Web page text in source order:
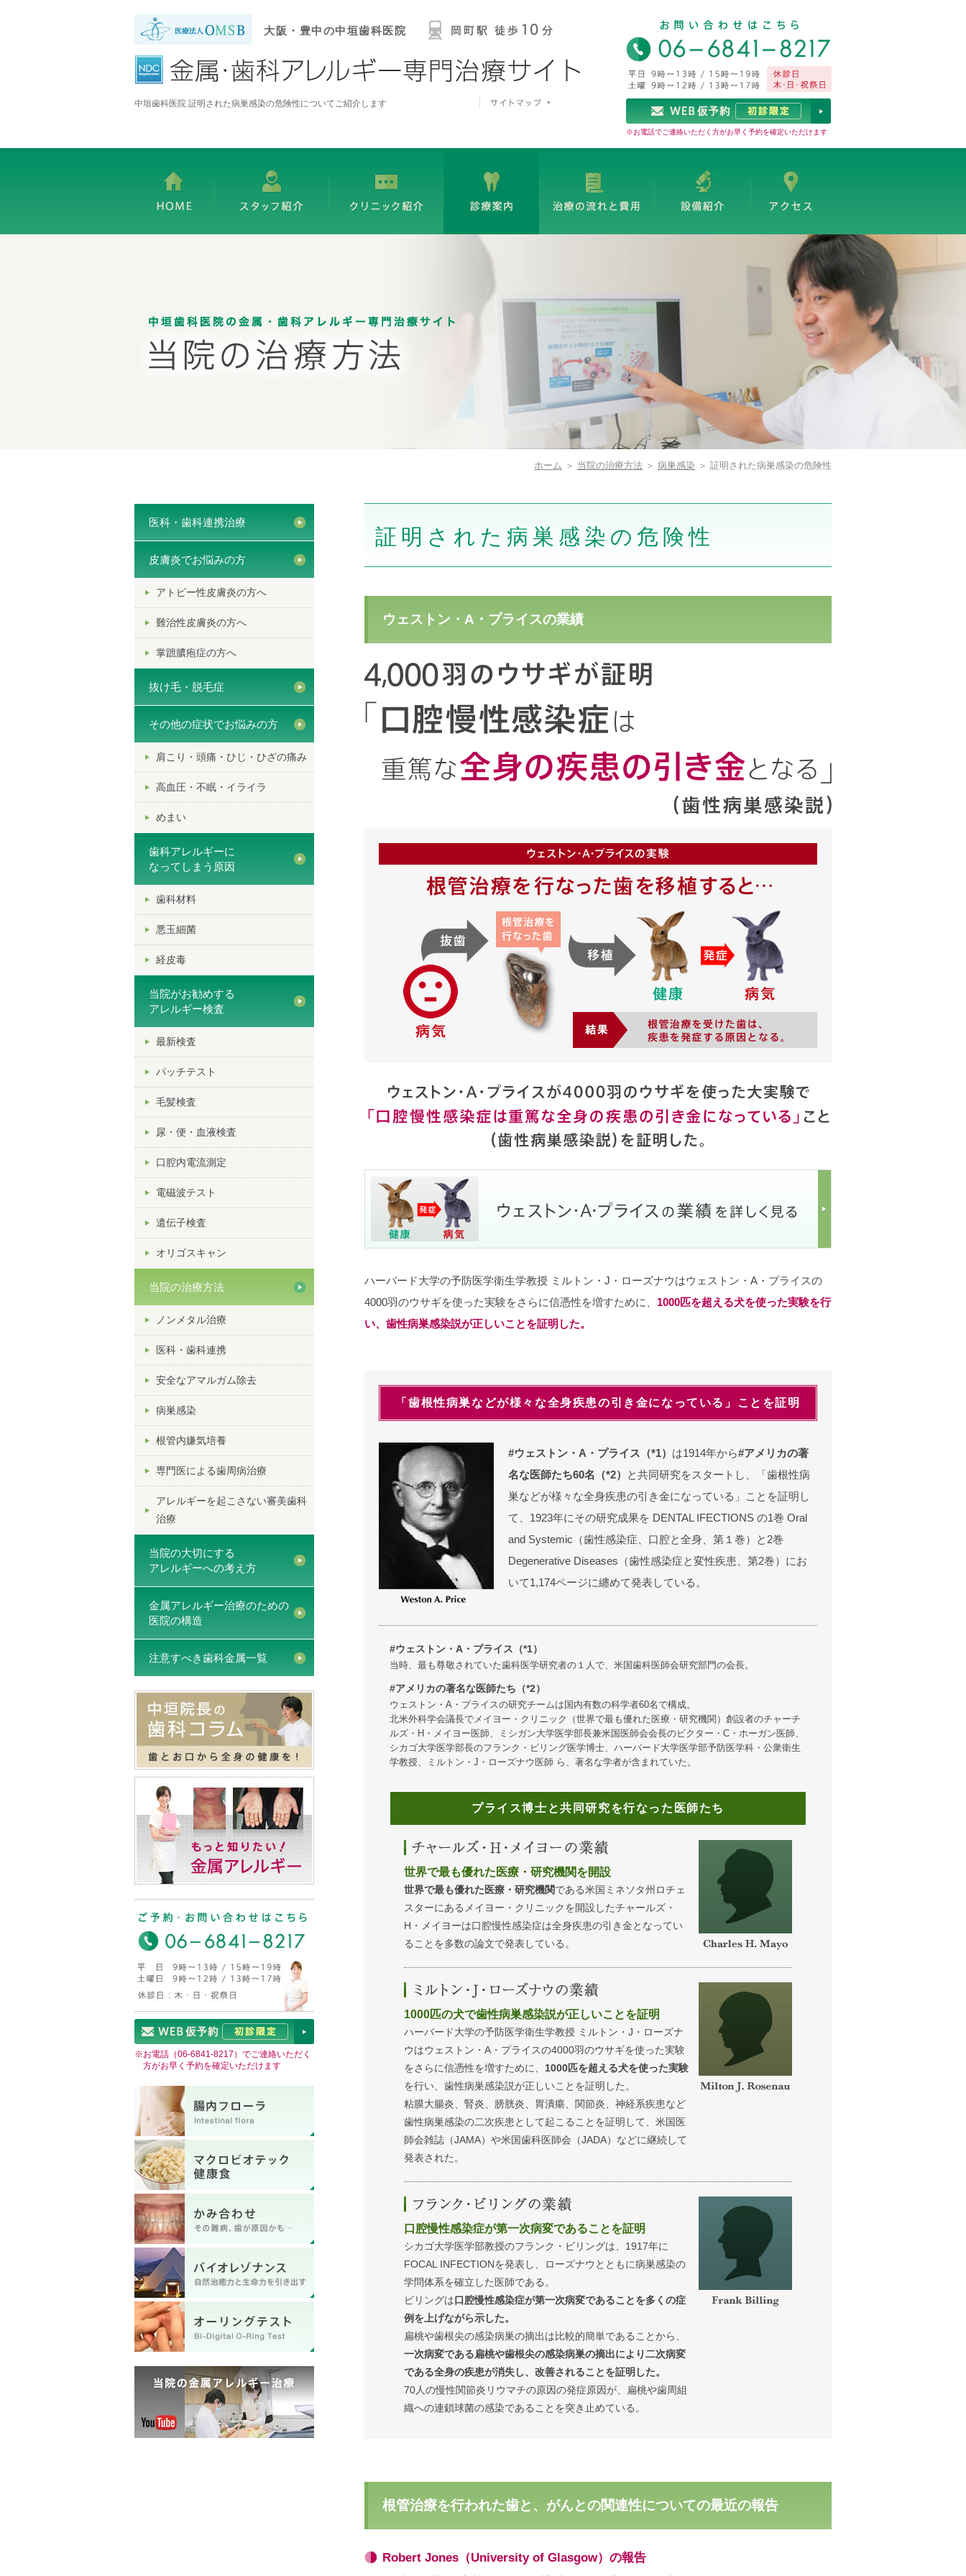
中垣歯科医院 証明された病巣感染の危険性についてご紹介します
大阪・豊中の中垣歯科医院
※お電話でご連絡いただく方がお早く予約を確定いただけます
ホーム ＞ 当院の治療方法 ＞ 病巣感染 ＞ 証明された病巣感染の危険性
証明された病巣感染の危険性
ウェストン・A・プライスの業績
ハーバード大学の予防医学衛生学教授 ミルトン・J・ローズナウはウェストン・A・プライスの
4000羽のウサギを使った実験をさらに信憑性を増すために、 1000匹を超える犬を使った実験を行
い、歯性病巣感染説が正しいことを証明した。
「歯根性病巣などが様々な全身疾患の引き金になっている」ことを証明
#ウェストン・A・プライス（*1） は1914年から#アメリカの著
名な医師たち60名（*2）
と共同研究をスタートし、「歯根性病
巣などが様々な全身疾患の引き金になっている」ことを証明し
て、1923年にその研究成果を DENTAL IFECTIONS の1巻 Oral
and Systemic（歯性感染症、口腔と全身、第１巻）と2巻
Degenerative Diseases（歯性感染症と変性疾患、第2巻）にお
いて1,174ページに纏めて発表している。
#ウェストン・A・プライス（*1）
当時、最も尊敬されていた歯科医学研究者の１人で、米国歯科医師会研究部門の会長。
#アメリカの著名な医師たち（*2）
ウェストン・A・プライスの研究チームは国内有数の科学者60名で構成。
北米外科学会議長でメイヨー・クリニック（世界で最も優れた医療・研究機関）創設者のチャーチ
ルズ・H・メイヨー医師、ミシガン大学医学部長兼米国医師会会長のビクター・C・ホーガン医師、
シカゴ大学医学部長のフランク・ビリング医学博士、ハーバード大学医学部予防医学科・公衆衛生
学教授、ミルトン・J・ローズナウ医師 ら、著名な学者が含まれていた。
プライス博士と共同研究を行なった医師たち
世界で最も優れた医療・研究機関を開設
世界で最も優れた医療・研究機関である米国ミネソタ州ロチェ
スターにあるメイヨー・クリニックを開設したチャールズ・
H・メイヨーは口腔慢性感染症は全身疾患の引き金となってい
ることを多数の論文で発表している。
1000匹の犬で歯性病巣感染説が正しいことを証明
ハーバード大学の予防医学衛生学教授 ミルトン・J・ローズナ
ウはウェストン・A・プライスの4000羽のウサギを使った実験
をさらに信憑性を増すために、 1000匹を超える犬を使った実験
を行い、歯性病巣感染説が正しいことを証明した。
粘膜大腸炎、腎炎、膀胱炎、胃潰瘍、関節炎、神経系疾患など
歯性病巣感染の二次疾患として起こることを証明して、米国医
師会雑誌（JAMA）や米国歯科医師会（JADA）などに継続して
発表された。
口腔慢性感染症が第一次病変であることを証明
シカゴ大学医学部教授のフランク・ビリングは、1917年に
FOCAL INFECTIONを発表し、ローズナウとともに病巣感染の
学問体系を確立した医師である。
ビリングは口腔慢性感染症が第一次病変であることを多くの症
例を上げながら示した。
扁桃や歯根尖の感染病巣の摘出は比較的簡単であることから、
一次病変である扁桃や歯根尖の感染病巣の摘出により二次病変
である全身の疾患が消失し、改善されることを証明した。
70人の慢性関節炎リウマチの原因の発症原因が、扁桃や歯周組
織への連鎖球菌の感染であることを突き止めている。
根管治療を行われた歯と、がんとの関連性についての最近の報告
Robert Jones（University of Glasgow）の報告
医科・歯科連携治療
皮膚炎でお悩みの方
アトピー性皮膚炎の方へ
難治性皮膚炎の方へ
掌蹠膿疱症の方へ
抜け毛・脱毛症
その他の症状でお悩みの方
肩こり・頭痛・ひじ・ひざの痛み
高血圧・不眠・イライラ
めまい
歯科アレルギーに
なってしまう原因
歯科材料
悪玉細菌
経皮毒
当院がお勧めする
アレルギー検査
最新検査
パッチテスト
毛髪検査
尿・便・血液検査
口腔内電流測定
電磁波テスト
遺伝子検査
オリゴスキャン
当院の治療方法
ノンメタル治療
医科・歯科連携
安全なアマルガム除去
病巣感染
根管内嫌気培養
専門医による歯周病治療
アレルギーを起こさない審美歯科
治療
当院の大切にする
アレルギーへの考え方
金属アレルギー治療のための
医院の構造
注意すべき歯科金属一覧
※お電話（06-6841-8217 ）でご連絡いただく
方がお早く予約を確定いただけます